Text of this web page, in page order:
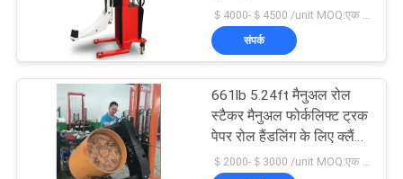
कारखाना
गुणवत्ता
नियंत्रण
रोल लिफ्टर पेपर रोल सामग्री
को संभालने के लिए
संपर्क
661lb 5.24ft मैनुअल रोल
स्टैकर मैनुअल फोर्कलिफ्ट ट्रक
पेपर रोल हैंडलिंग के लिए क्लैंप
के साथ